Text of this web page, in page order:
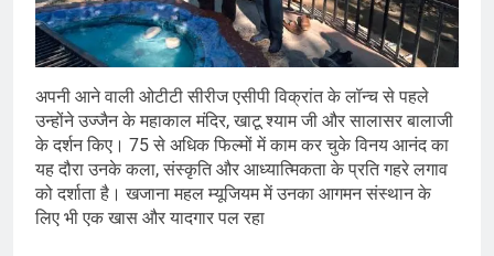
अपनी आने वाली ओटीटी सीरीज एसीपी विक्रांत के लॉन्च से पहले
उन्होंने उज्जैन के महाकाल मंदिर, खाटू श्याम जी और सालासर बालाजी
के दर्शन किए। 75 से अधिक फिल्मों में काम कर चुके विनय आनंद का
यह दौरा उनके कला, संस्कृति और आध्यात्मिकता के प्रति गहरे लगाव
को दर्शाता है। खजाना महल म्यूजियम में उनका आगमन संस्थान के
लिए भी एक खास और यादगार पल रहा